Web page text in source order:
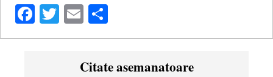
Facebook
Twitter
Email
Citate asemanatoare